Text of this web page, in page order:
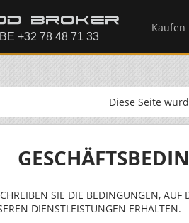
Kaufen
Diese Seite
SIE DIE BEDINGUNGEN,
DIENSTLEISTUNGEN ERHALTEN.